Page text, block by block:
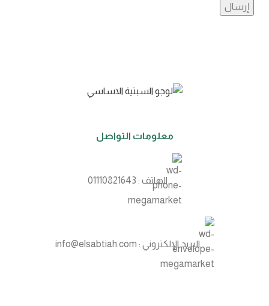
معلومات التواصل
الهاتف : 01110821643
البريد الإلكتروني : info@elsabtiah.com